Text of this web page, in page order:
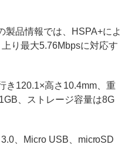
品情報では、HSPA+によ
り最大5.76Mbpsに対応す
120.1×高さ10.4mm、重
、ストレージ容量は8G
、Micro USB、microSD